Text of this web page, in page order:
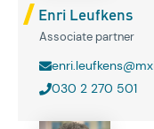
Enri Leufkens
Associate partner
030 2 270 501